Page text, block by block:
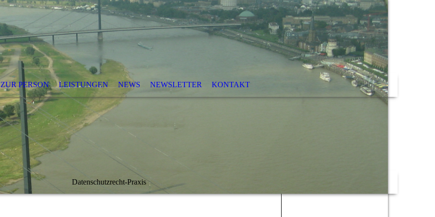
ZUR PERSON LEISTUNGEN NEWS NEWSLETTER KONTAKT
Datenschutzrecht-Praxis